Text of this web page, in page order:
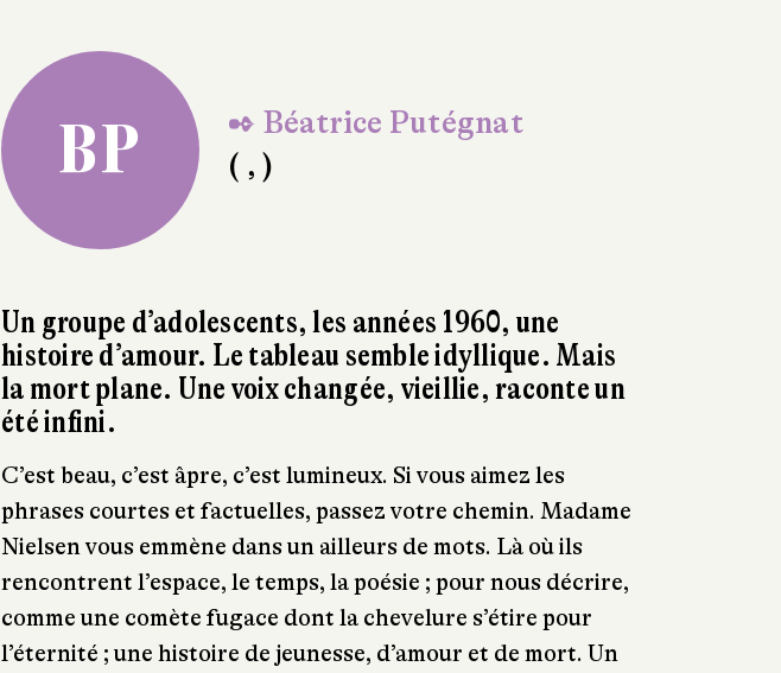
BP
✒ Béatrice Putégnat
( , )
Un groupe d’adolescents, les années 1960, une
histoire d’amour. Le tableau semble idyllique. Mais
la mort plane. Une voix changée, vieillie, raconte un
été infini.
C’est beau, c’est âpre, c’est lumineux. Si vous aimez les
phrases courtes et factuelles, passez votre chemin. Madame
Nielsen vous emmène dans un ailleurs de mots. Là où ils
rencontrent l’espace, le temps, la poésie ; pour nous décrire,
comme une comète fugace dont la chevelure s’étire pour
l’éternité ; une histoire de jeunesse, d’amour et de mort. Un